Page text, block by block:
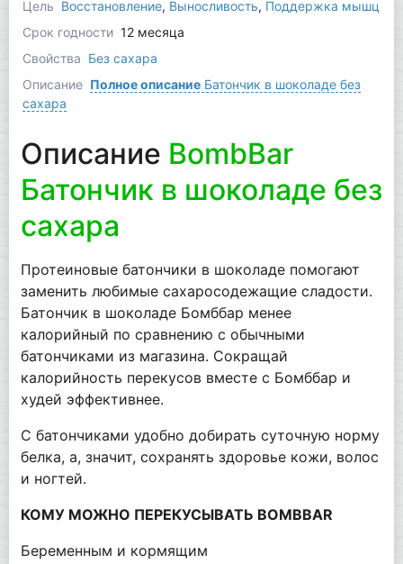
Цель Восстановление, Выносливость, Поддержка мышц
Срок годности 12 месяца
Свойства Без сахара
Описание Полное описаниеБатончик в шоколаде без
сахара
Описание BombBar
Батончик в шоколаде без
сахара
Протеиновые батончики в шоколаде помогают
заменить любимые сахаросодежащие сладости.
Батончик в шоколаде Бомббар менее
калорийный по сравнению с обычными
батончиками из магазина. Сокращай
калорийность перекусов вместе с Бомббар и
худей эффективнее.
С батончиками удобно добирать суточную норму
белка, а, значит, сохранять здоровье кожи, волос
и ногтей.
КОМУ МОЖНО ПЕРЕКУСЫВАТЬ BOMBBAR
Беременным и кормящим